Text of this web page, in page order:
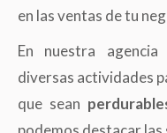
en las ventas de tu
En nuestra
diversas actividades
que sean